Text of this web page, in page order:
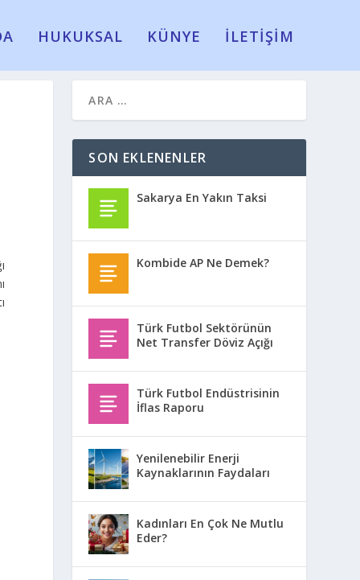
HUKUKSAL KÜNYE İLETİŞİM
SON EKLENENLER
Sakarya En Yakın Taksi
Kombide AP Ne Demek?
Türk Futbol Sektörünün
Net Transfer Döviz Açığı
Türk Futbol Endüstrisinin
İflas Raporu
Yenilenebilir Enerji
Kaynaklarının Faydaları
Kadınları En Çok Ne Mutlu
Eder?